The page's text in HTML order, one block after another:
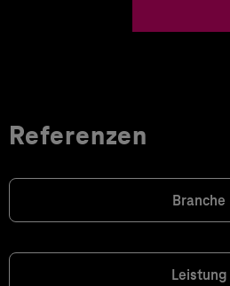
Referenzen
Branche
Leistung